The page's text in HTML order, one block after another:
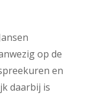
op de
en
daarbij is